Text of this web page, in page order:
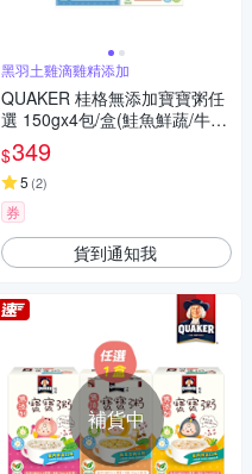
黑羽土雞滴雞精添加
QUAKER 桂格無添加寶寶粥任
選 150gx4包/盒(鮭魚鮮蔬/牛肉
番茄/海陸饗宴)
$349
5 (2)
券
貨到通知我
補貨中